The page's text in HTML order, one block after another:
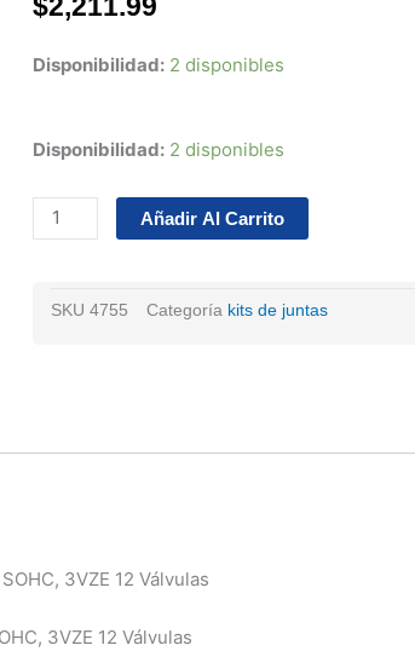
$2,211.99
Disponibilidad: 2 disponibles
Disponibilidad: 2 disponibles
Juego
Empaques
Toyota
V6
Añadir Al Carrito
SKU 4755 Categoría kits de juntas
3VZE 12 Válvulas
3VZE 12 Válvulas